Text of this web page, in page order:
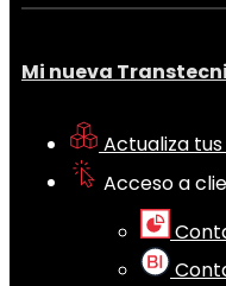
Mi nueva
Actualiza
Acceso a